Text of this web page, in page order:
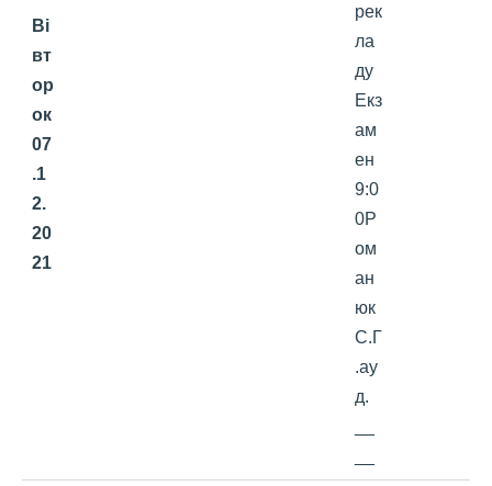
Ві
вт
ор
ок
07
.1
2.
20
21
рек
ла
ду
Екз
ам
ен
9:0
0Р
ом
ан
юк
С.Г
.ау
д.